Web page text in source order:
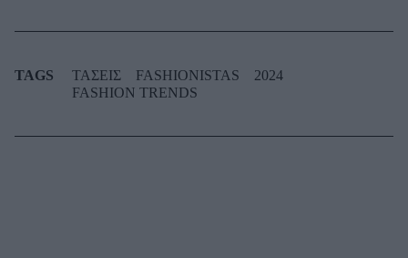
TAGS ΤΑΣΕΙΣ FASHIONISTAS
2024
FASHION TRENDS